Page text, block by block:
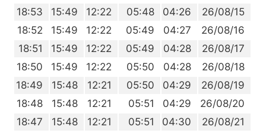
26/08/15
04:26
05:48
12:22
15:49
18:53
26/08/16
04:27
05:49
12:22
15:49
18:52
26/08/17
04:28
05:49
12:22
15:49
18:51
26/08/18
04:28
05:50
12:22
15:49
18:50
26/08/19
04:29
05:50
12:21
15:48
18:49
26/08/20
04:29
05:51
12:21
15:48
18:48
26/08/21
04:30
05:51
12:21
15:48
18:47